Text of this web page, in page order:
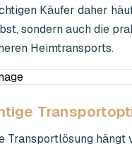
Käufer daher
sondern auch die
Heimtransports.
Transportlösung hängt